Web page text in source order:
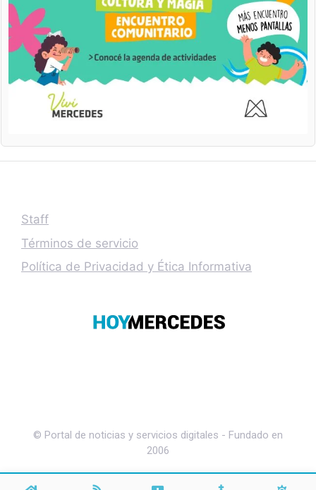
Staff
Términos de servicio
Política de Privacidad y Ética Informativa
© Portal de noticias y servicios digitales - Fundado en
2006